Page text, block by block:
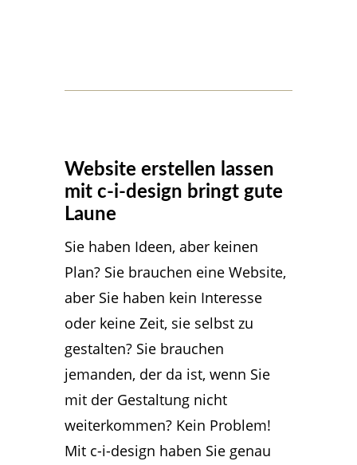
Website erstellen lassen
mit c-i-design bringt gute
Laune
Sie haben Ideen, aber keinen
Plan? Sie brauchen eine Website,
aber Sie haben kein Interesse
oder keine Zeit, sie selbst zu
gestalten? Sie brauchen
jemanden, der da ist, wenn Sie
mit der Gestaltung nicht
weiterkommen? Kein Problem!
Mit c-i-design haben Sie genau